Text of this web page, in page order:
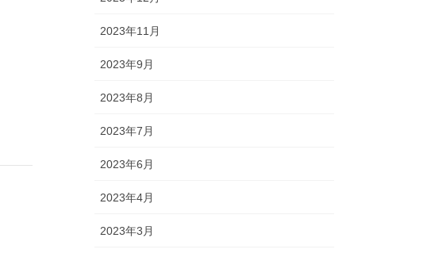
2023年11月
2023年9月
2023年8月
2023年7月
2023年6月
2023年4月
2023年3月